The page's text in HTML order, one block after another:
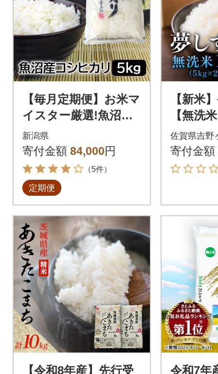
【毎月定期便】お米マ
イスター厳選!魚沼産
コシヒカリ5kg全6回
新潟県
寄付金額 84,000円
（5件）
定期便
【新米
【無洗
受付】(
佐賀県吉野
寄付金額
【令和8年産】先行受 令和7年産 茨城県